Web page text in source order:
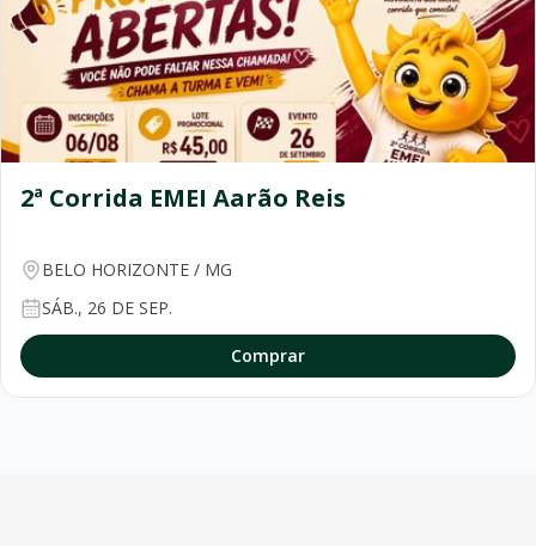
2ª Corrida EMEI Aarão Reis
BELO HORIZONTE / MG
SÁB., 26 DE SEP.
Comprar